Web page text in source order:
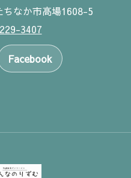
なか市高場1608-5
3407
Facebook